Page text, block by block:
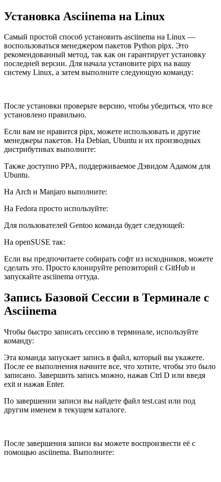
Установка Asciinema на Linux
Самый простой способ установить asciinema на Linux —
воспользоваться менеджером пакетов Python pipx. Это
рекомендованный метод, так как он гарантирует установку
последней версии. Для начала установите pipx на вашу
систему Linux, а затем выполните следующую команду:
После установки проверьте версию, чтобы убедиться, что все
установлено правильно.
Если вам не нравится pipx, можете использовать и другие
менеджеры пакетов. На Debian, Ubuntu и их производных
дистрибутивах выполните:
Также доступно PPA, поддерживаемое Дэвидом Адамом для
Ubuntu.
На Arch и Manjaro выполните:
На Fedora просто используйте:
Для пользователей Gentoo команда будет следующей:
На openSUSE так:
Если вы предпочитаете собирать софт из исходников, можете
сделать это. Просто клонируйте репозиторий с GitHub и
запускайте asciinema оттуда.
Запись Базовой Сессии в Терминале с
Asciinema
Чтобы быстро записать сессию в терминале, используйте
команду:
Эта команда запускает запись в файл, который вы укажете.
После ее выполнения начните все, что хотите, чтобы это было
записано. Завершить запись можно, нажав Ctrl D или введя
exit и нажав Enter.
По завершении записи вы найдете файл test.cast или под
другим именем в текущем каталоге.
После завершения записи вы можете воспроизвести её с
помощью asciinema. Выполните: